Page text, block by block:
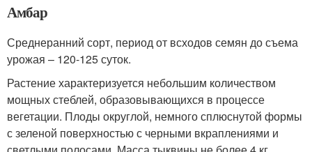
Амбар
Среднеранний сорт, период от всходов семян до съема
урожая – 120-125 суток.
Растение характеризуется небольшим количеством
мощных стеблей, образовывающихся в процессе
вегетации. Плоды округлой, немного сплюснутой формы
с зеленой поверхностью с черными вкраплениями и